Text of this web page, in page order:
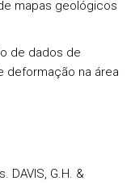
mapas geológicos
de dados de
deformação na área
DAVIS, G.H. &